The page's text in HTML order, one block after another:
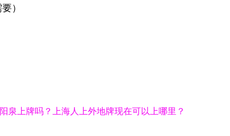
）
泉上牌吗？上海人上外地牌现在可以上哪里？